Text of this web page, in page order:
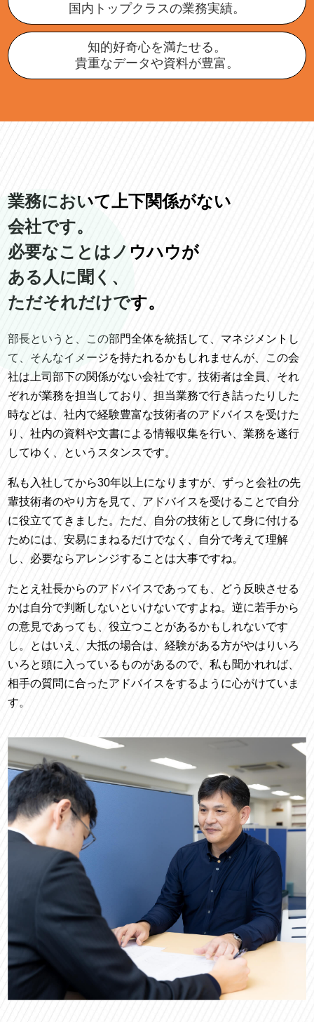
国内トップクラスの業務実績。
知的好奇心を満たせる。
貴重なデータや資料が豊富。
業務において上下関係がない
会社です。
必要なことはノウハウが
ある人に聞く、
ただそれだけです。
部長というと、この部門全体を統括して、マネジメントし
て、そんなイメージを持たれるかもしれませんが、この会
社は上司部下の関係がない会社です。技術者は全員、それ
ぞれが業務を担当しており、担当業務で行き詰ったりした
時などは、社内で経験豊富な技術者のアドバイスを受けた
り、社内の資料や文書による情報収集を行い、業務を遂行
してゆく、というスタンスです。
私も入社してから30年以上になりますが、ずっと会社の先
輩技術者のやり方を見て、アドバイスを受けることで自分
に役立ててきました。ただ、自分の技術として身に付ける
ためには、安易にまねるだけでなく、自分で考えて理解
し、必要ならアレンジすることは大事ですね。
たとえ社長からのアドバイスであっても、どう反映させる
かは自分で判断しないといけないですよね。逆に若手から
の意見であっても、役立つことがあるかもしれないです
し。とはいえ、大抵の場合は、経験がある方がやはりいろ
いろと頭に入っているものがあるので、私も聞かれれば、
相手の質問に合ったアドバイスをするように心がけていま
す。